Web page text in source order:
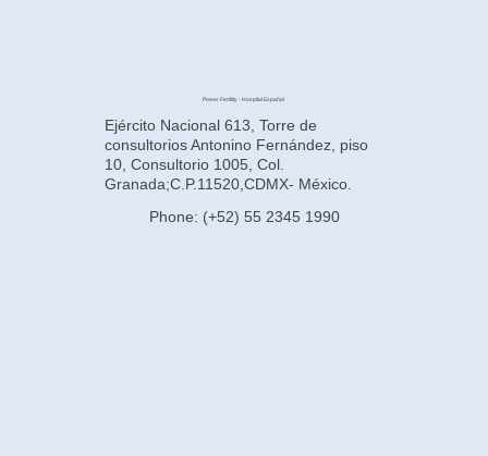
Power Fertility - Hospital Español
Ejército Nacional 613, Torre de
consultorios Antonino Fernández, piso
10, Consultorio 1005, Col.
Granada;C.P.11520,CDMX- México.
Phone: (+52) 55 2345 1990